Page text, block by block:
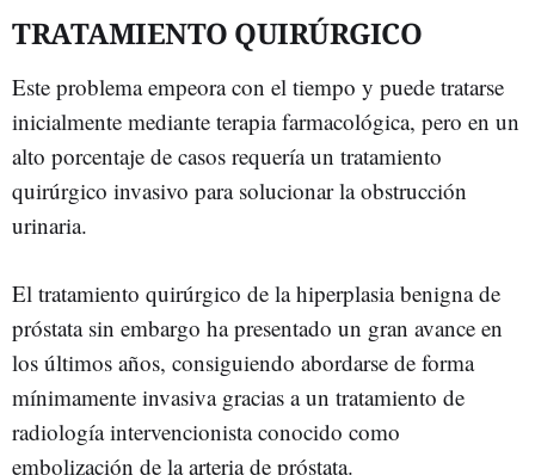
TRATAMIENTO QUIRÚRGICO
Este problema empeora con el tiempo y puede tratarse
inicialmente mediante terapia farmacológica, pero en un
alto porcentaje de casos requería un tratamiento
quirúrgico invasivo para solucionar la obstrucción
urinaria.
El tratamiento quirúrgico de la hiperplasia benigna de
próstata sin embargo ha presentado un gran avance en
los últimos años, consiguiendo abordarse de forma
mínimamente invasiva gracias a un tratamiento de
radiología intervencionista conocido como
embolización de la arteria de próstata.